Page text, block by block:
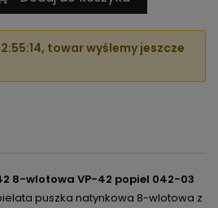
, towar wyślemy jeszcze
8-wlotowa VP-42 popiel 042-03
puszka natynkowa 8-wlotowa z